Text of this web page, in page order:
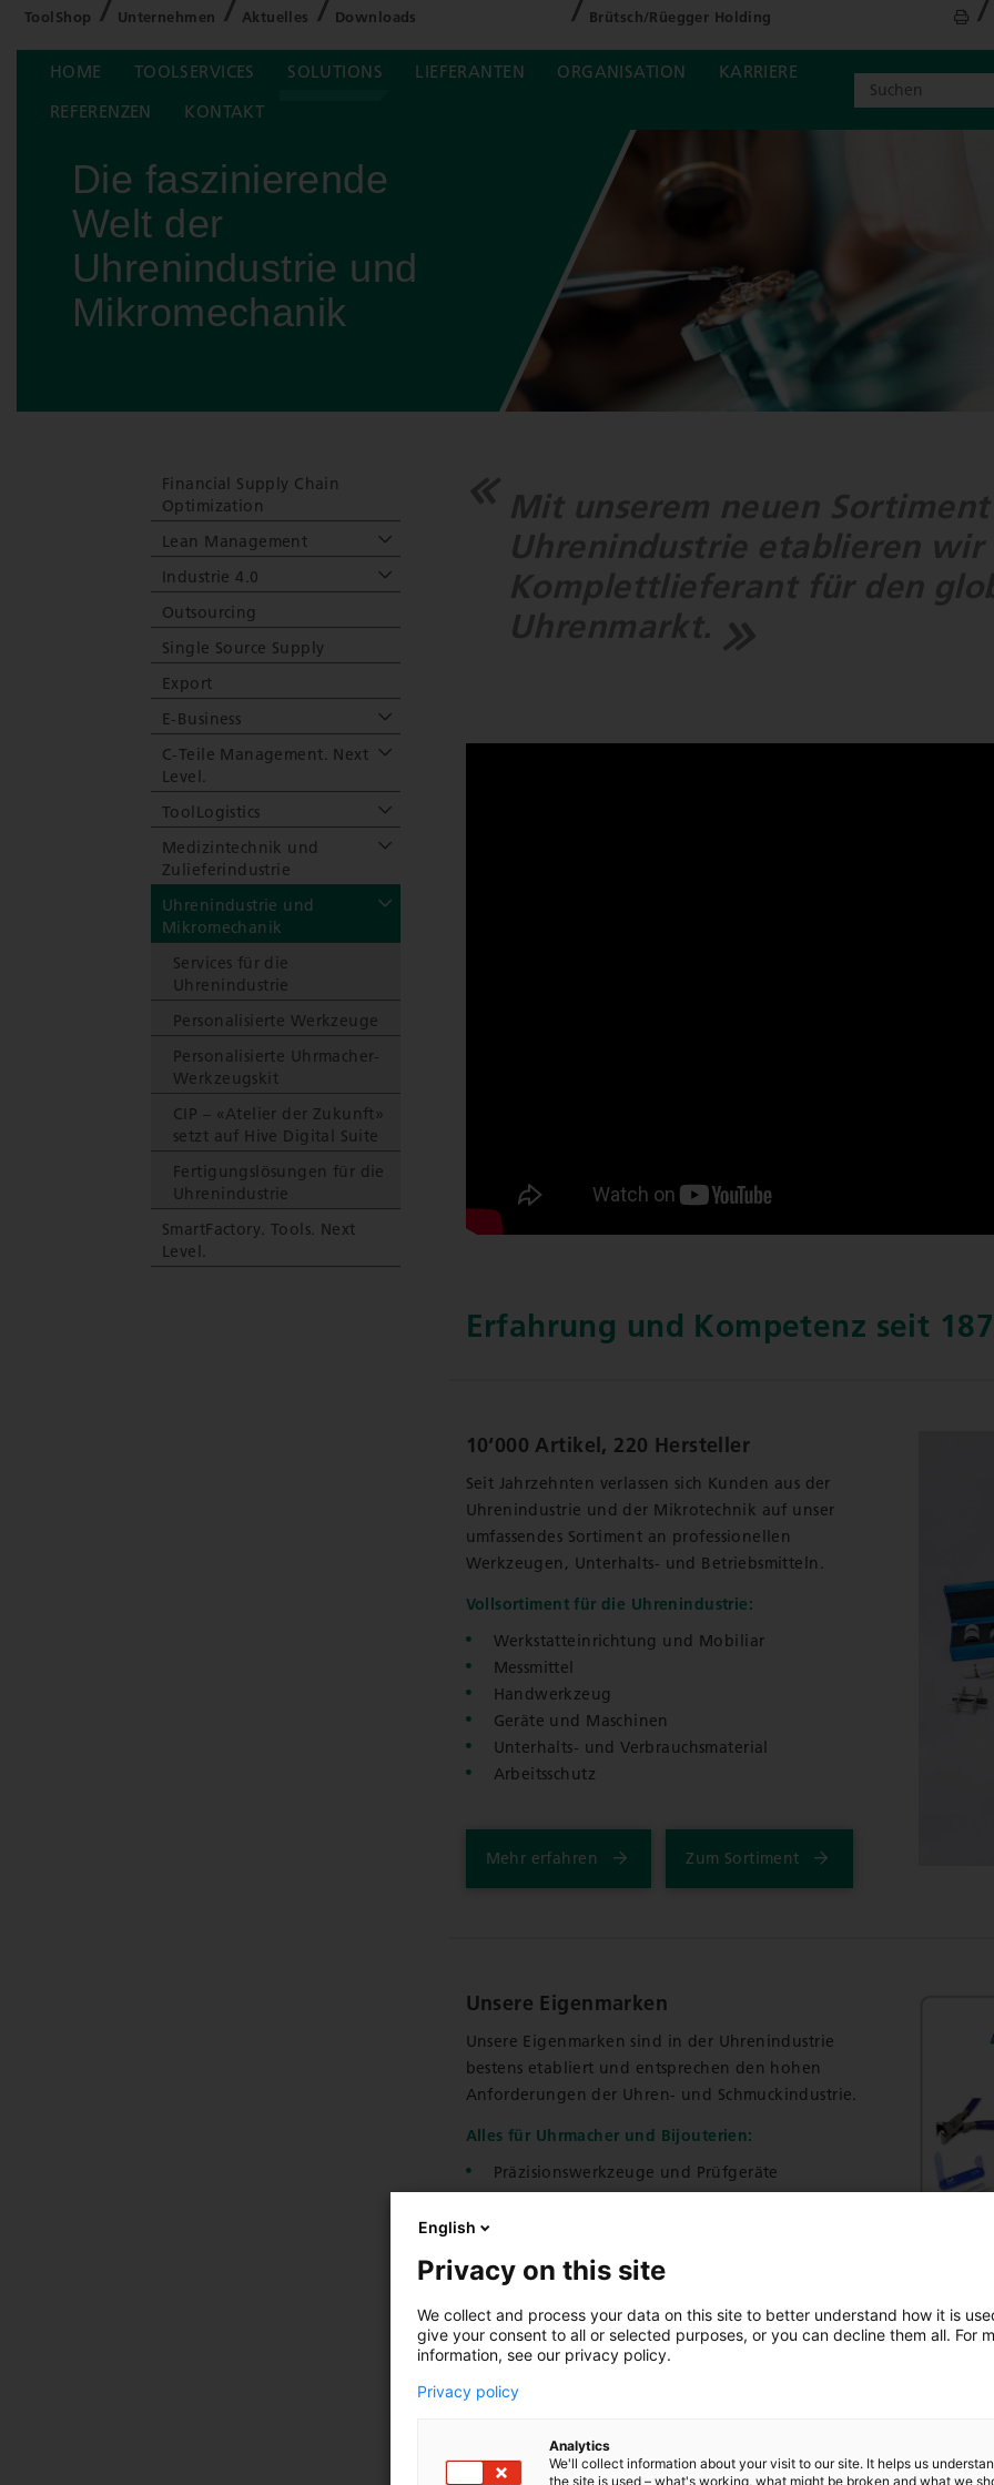
ToolShop Unternehmen Aktuelles Downloads Brütsch/Rüegger Holding
HOME TOOLSERVICES SOLUTIONS LIEFERANTEN ORGANISATION
KARRIERE
REFERENZEN
KONTAKT
Die faszinierende
Welt der
Uhrenindustrie und
Mikromechanik
Financial Supply Chain
Optimization
Lean Management
Industrie 4.0
Outsourcing
Single Source Supply
Export
E-Business
C-Teile Management. Next
Level.
ToolLogistics
Medizintechnik und
Zulieferindustrie
Uhrenindustrie und
Mikromechanik
Services für die
Uhrenindustrie
Personalisierte Werkzeuge
Personalisierte Uhrmacher-
Werkzeugskit
CIP – «Atelier der Zukunft»
setzt auf Hive Digital Suite
Fertigungslösungen für die
Uhrenindustrie
SmartFactory. Tools. Next
Level.
Erfahrung und Kompetenz seit
10‘000 Artikel, 220 Hersteller
Seit Jahrzehnten verlassen sich Kunden aus der
Uhrenindustrie und der Mikrotechnik auf unser
umfassendes Sortiment an professionellen
Werkzeugen, Unterhalts- und Betriebsmitteln.
Vollsortiment für die Uhrenindustrie:
Werkstatteinrichtung und Mobiliar
Messmittel
Handwerkzeug
Geräte und Maschinen
Unterhalts- und Verbrauchsmaterial
Arbeitsschutz
Mehr erfahren Zum Sortiment
Unsere Eigenmarken
Unsere Eigenmarken sind in der Uhrenindustrie
bestens etabliert und entsprechen den hohen
Anforderungen der Uhren- und Schmuckindustrie.
Alles für Uhrmacher und Bijouterien:
Präzisionswerkzeuge und Prüfgeräte
Unterhalts- und Reinigungsmittel
Hygiene- und Schutzartikel
Zum Sortiment
English
Privacy on this site
We collect and process your data on this site to better understand how it is
give your consent to all or selected purposes, or you can decline them all. For
information, see our privacy policy.
Privacy policy
Analytics
We'll collect information about your visit to our site. It helps us
the site is used – what's working, what might be broken and what we